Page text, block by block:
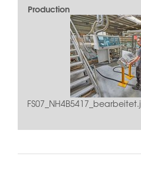
Production